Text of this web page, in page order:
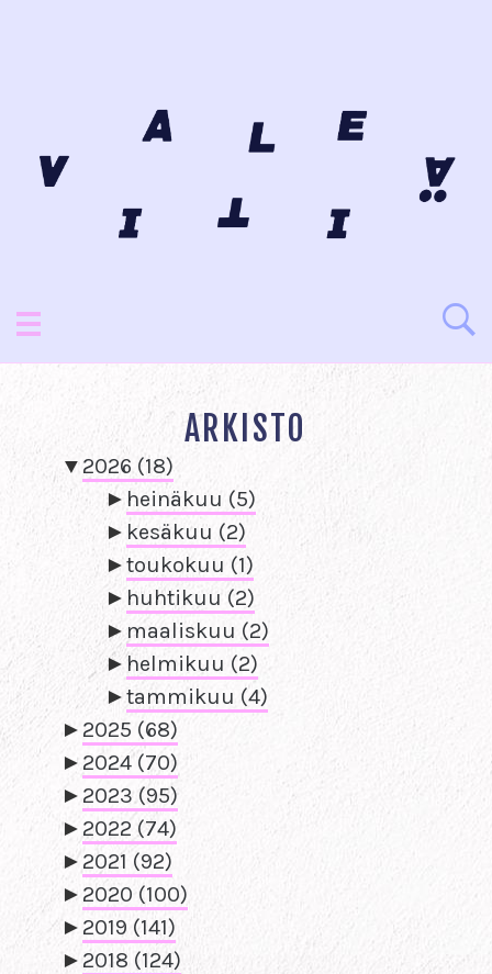
ARKISTO
▼ 2026 (18)
► heinäkuu (5)
► kesäkuu (2)
►toukokuu (1)
► huhtikuu (2)
► maaliskuu (2)
►helmikuu (2)
►tammikuu (4)
► 2025 (68)
► 2024(70)
► 2023(95)
► 2022 (74)
► 2021 (92)
► 2020 (100)
► 2019 (141)
► 2018 (124)